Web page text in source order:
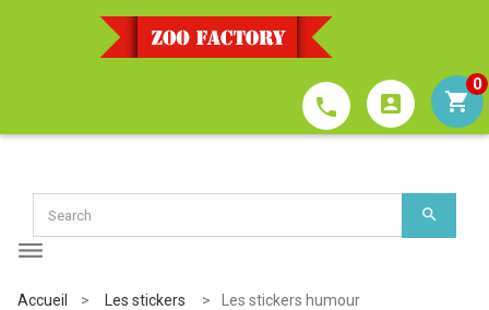
0
account_box
phone
Accueil > Les stickers > Les stickers humour